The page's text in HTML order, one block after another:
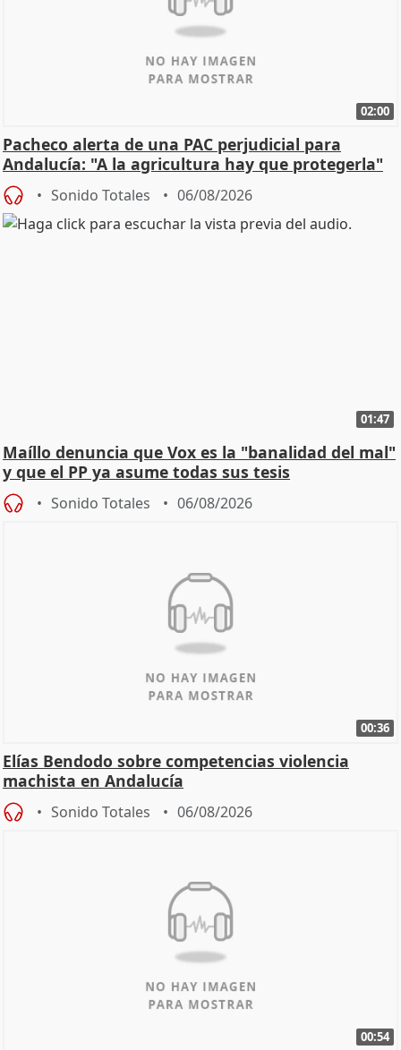
02:00
Pacheco alerta de una PAC perjudicial para
Andalucía: "A la agricultura hay que protegerla"
Sonido Totales 06/08/2026
01:47
Maíllo denuncia que Vox es la "banalidad del mal"
y que el PP ya asume todas sus tesis
Sonido Totales 06/08/2026
00:36
Elías Bendodo sobre competencias violencia
machista en Andalucía
Sonido Totales 06/08/2026
00:54